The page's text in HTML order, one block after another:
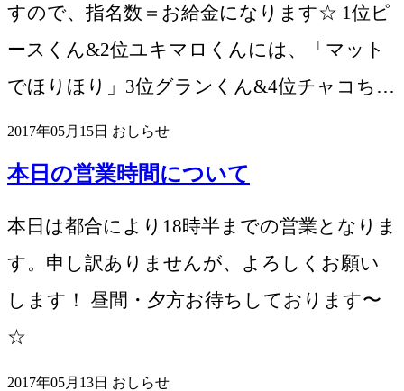
すので、指名数＝お給金になります☆ 1位ピ
ースくん&2位ユキマロくんには、「マット
でほりほり」3位グランくん&4位チャコち…
2017年05月15日 おしらせ
本日の営業時間について
本日は都合により18時半までの営業となりま
す。申し訳ありませんが、よろしくお願い
します！ 昼間・夕方お待ちしております〜
☆
2017年05月13日 おしらせ